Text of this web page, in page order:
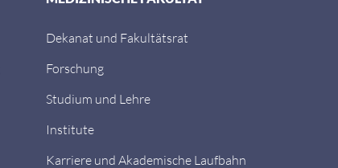
Dekanat und Fakultätsrat
Forschung
Studium und Lehre
Institute
Karriere und Akademische Laufbahn